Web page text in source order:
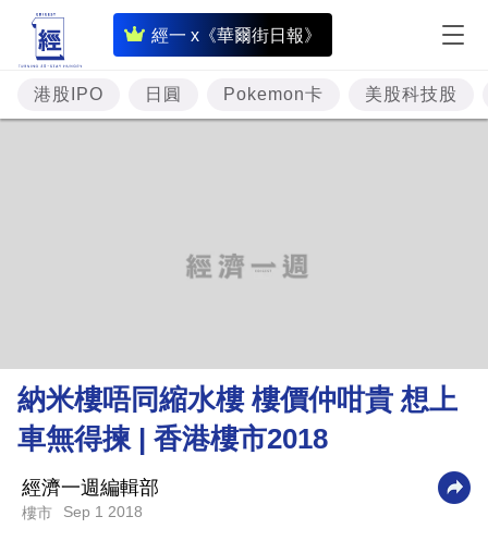
經一 x《華爾街日報》
即
時
財
經
理
財
業
科
港股IPO 日圓 Pokemon卡 美股科技股
納米樓唔同縮水樓 樓價仲咁貴 想上
車無得揀 | 香港樓市2018
經濟一週編輯部
樓市 Sep 1 2018